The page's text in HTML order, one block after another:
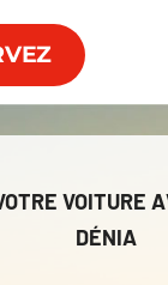
VOITURE
DÉNIA